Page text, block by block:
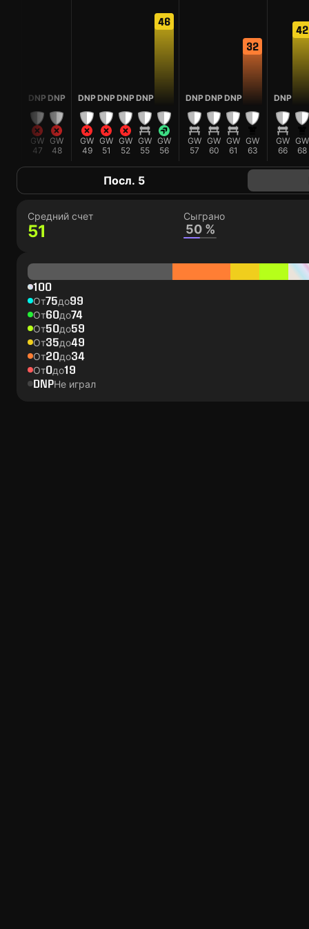
DNP
GW
47
DNP
GW
48
DNP
GW
49
DNP
GW
51
DNP
GW
52
DNP
GW
55
46
GW
56
DNP
GW
57
DNP
GW
60
DNP
GW
61
32
GW
63
DNP
GW
66
42
GW
68
Посл. 5
Средний счет
51
Сыграно
50 %
100
От75до99
От60до74
От50до59
От35до49
От20до34
От0до19
DNPНе играл